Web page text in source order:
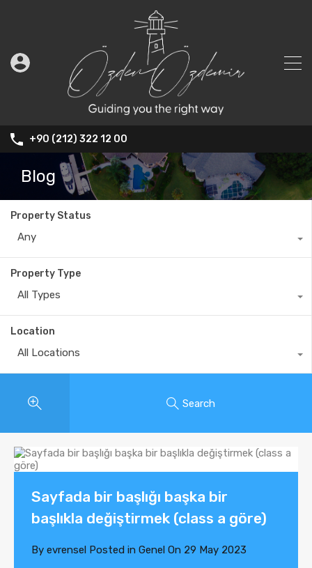
+90 (212) 322 12 00
Blog
Property Status
Any
Property Type
All Types
Location
All Locations
Search
Sayfada bir başlığı başka bir
başlıkla değiştirmek (class a göre)
By evrensel Posted in Genel On 29 May 2023